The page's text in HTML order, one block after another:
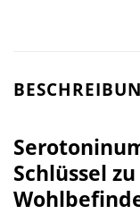
Schlüssel